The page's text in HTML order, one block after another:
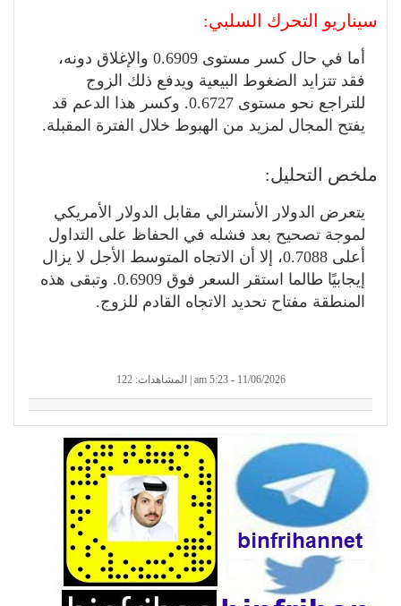
سيناريو التحرك السلبي:
أما في حال كسر مستوى 0.6909 والإغلاق دونه،
فقد تتزايد الضغوط البيعية ويدفع ذلك الزوج
للتراجع نحو مستوى 0.6727. وكسر هذا الدعم قد
يفتح المجال لمزيد من الهبوط خلال الفترة المقبلة.
ملخص التحليل:
يتعرض الدولار الأسترالي مقابل الدولار الأمريكي
لموجة تصحيح بعد فشله في الحفاظ على التداول
أعلى 0.7088، إلا أن الاتجاه المتوسط الأجل لا يزال
إيجابيًا طالما استقر السعر فوق 0.6909. وتبقى هذه
المنطقة مفتاح تحديد الاتجاه القادم للزوج.
11/06/2026 - 5:23 am | المشاهدات: 122